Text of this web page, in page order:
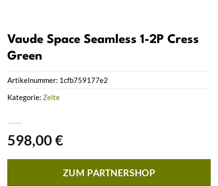
Vaude Space Seamless 1-2P Cress
Green
598,00 €
ZUM PARTNERSHOP
Artikelnummer: 1cfb759177e2
Kategorie: Zelte